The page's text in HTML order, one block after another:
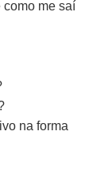
como me saí
na forma